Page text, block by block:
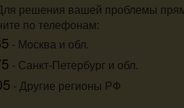
решения вашей проблемы
по телефонам:
- Москва и обл.
- Санкт-Петербург и обл.
- Другие регионы РФ